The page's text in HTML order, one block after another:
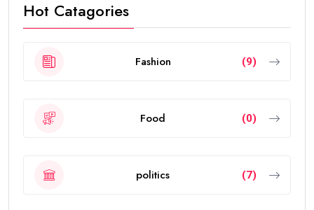
Hot Catagories
Fashion (9)
Food (0)
politics (7)